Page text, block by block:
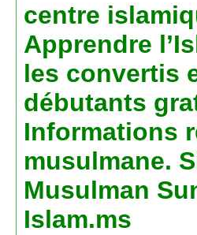
centre
Apprendre
les convertis
débutants
Informations
musulmane.
Musulman
Islam.ms